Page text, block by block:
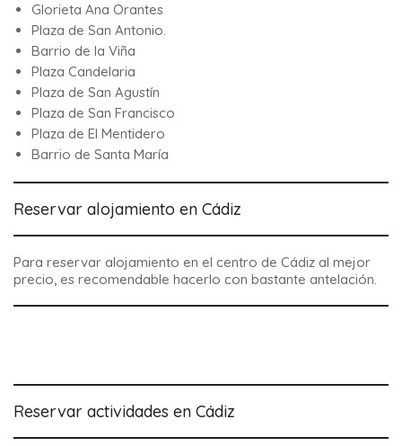
Glorieta Ana Orantes
Plaza de San Antonio.
Barrio de la Viña
Plaza Candelaria
Plaza de San Agustín
Plaza de San Francisco
Plaza de El Mentidero
Barrio de Santa María
Reservar alojamiento en Cádiz
Para reservar alojamiento en el centro de Cádiz al mejor
precio, es recomendable hacerlo con bastante antelación.
Reservar actividades en Cádiz